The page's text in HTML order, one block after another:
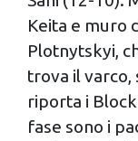
con altre
raccolto dal tuo
Keita e muro
Plotnytskyi,
trova il varco,
riporta i
fase sono i